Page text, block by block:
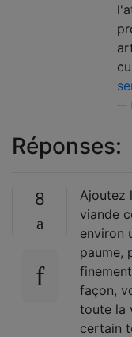
Réponses:
8
Ajoutez
viande
environ
paume,
façon,
toute la
certain